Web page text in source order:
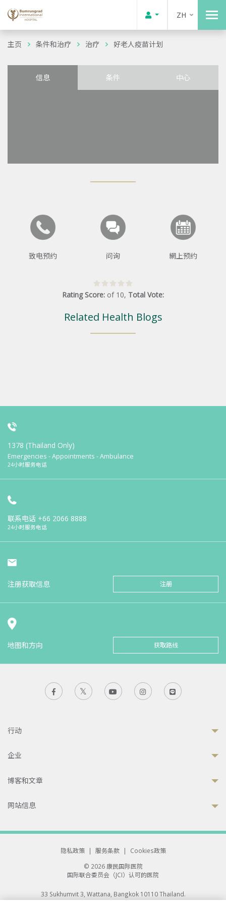
ZH
主页 条件和治疗 治疗 好老人疫苗计划
信息 条件 中心
致电预约 问询 網上预约
Rating Score: of 10, Total Vote:
Related Health Blogs
1378 (Thailand Only)
Emergencies - Appointments - Ambulance
24小时服务电话
联系电话 +66 2066 8888
24小时服务电话
注册获取信息 注册
地图和方向 获取路线
行动
企业
博客和文章
网站信息
隐私政策 | 服务条款 |
Cookies政策
© 2026 康民国际医院
国际联合委员会（JCI）认可的医院
33 Sukhumvit 3, Wattana, Bangkok 10110 Thailand.
All rights reserved.